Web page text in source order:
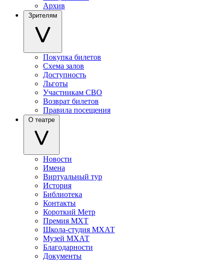
Архив
Зрителям
Покупка билетов
Схема залов
Доступность
Льготы
Участникам СВО
Возврат билетов
Правила посещения
О театре
Новости
Имена
Виртуальный тур
История
Библиотека
Контакты
Короткий Метр
Премия МХТ
Школа-студия МХАТ
Музей МХАТ
Благодарности
Документы